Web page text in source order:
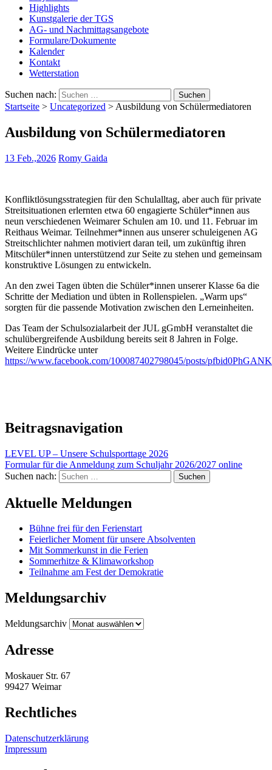
Highlights
Kunstgalerie der TGS
AG- und Nachmittagsangebote
Formulare/Dokumente
Kalender
Kontakt
Wetterstation
Suchen nach:
Startseite > Uncategorized > Ausbildung von Schülermediatoren
Ausbildung von Schülermediatoren
13 Feb.,2026 Romy Gaida
Konfliktlösungsstrategien für den Schulalltag, aber auch für private
Streitsituationen erlernten etwa 60 engagierte Schüler*innen aus
neun verschiedenen Weimarer Schulen am 10. und 11. Februar im
Reithaus Weimar. Teilnehmer*innen aus unserer schuleigenen AG
Streitschlichter nahmen motiviert daran teil, um zukünftig ihren
Mitschüler*innen unterstützend zur Seite zu stehen und gemeinsam
konstruktive Lösungen zu entwickeln.
An den zwei Tagen übten die Schüler*innen unserer Klasse 6a die
Schritte der Mediation und übten in Rollenspielen. „Warm ups“
sorgten für die passende Motivation zwischen den Lerneinheiten.
Das Team der Schulsozialarbeit der JUL gGmbH veranstaltet die
schulübergreifende Ausbildung bereits seit 8 Jahren in Folge.
Weitere Eindrücke unter
https://www.facebook.com/100087402798045/posts/
Beitragsnavigation
LEVEL UP – Unsere Schulsporttage 2026
Formular für die Anmeldung zum Schuljahr 2026/2027 online
Suchen nach:
Aktuelle Meldungen
Bühne frei für den Ferienstart
Feierlicher Moment für unsere Absolventen
Mit Sommerkunst in die Ferien
Sommerhitze & Klimaworkshop
Teilnahme am Fest der Demokratie
Meldungsarchiv
Meldungsarchiv
Adresse
Moskauer Str. 67
99427 Weimar
Rechtliches
Datenschutzerklärung
Impressum